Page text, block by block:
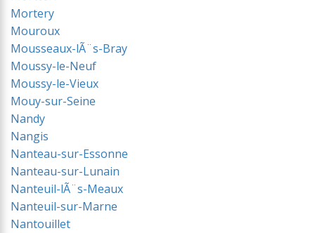
Mortery
Mouroux
Mousseaux-lÃ¨s-Bray
Moussy-le-Neuf
Moussy-le-Vieux
Mouy-sur-Seine
Nandy
Nangis
Nanteau-sur-Essonne
Nanteau-sur-Lunain
Nanteuil-lÃ¨s-Meaux
Nanteuil-sur-Marne
Nantouillet